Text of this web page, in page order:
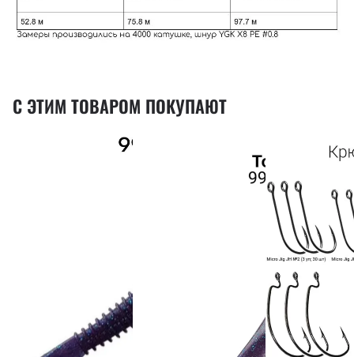
С ЭТИМ ТОВАРОМ ПОКУПАЮТ